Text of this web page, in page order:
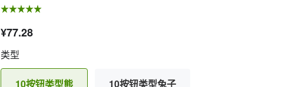
¥77.28
类型
10按钮类型熊 10按钮类型兔子